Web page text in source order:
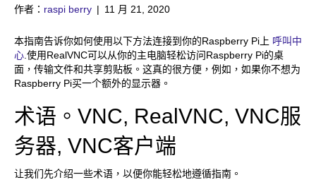
作者： raspi berry | 11 月 21, 2020
本指南告诉你如何使用以下方法连接到你的Raspberry Pi上 呼叫中
心 .使用RealVNC可以从你的主电脑轻松访问Raspberry Pi的桌
面，传输文件和共享剪贴板。这真的很方便，例如，如果你不想为
Raspberry Pi买一个额外的显示器。
术语。VNC, RealVNC, VNC服
务器, VNC客户端
让我们先介绍一些术语，以便你能轻松地遵循指南。